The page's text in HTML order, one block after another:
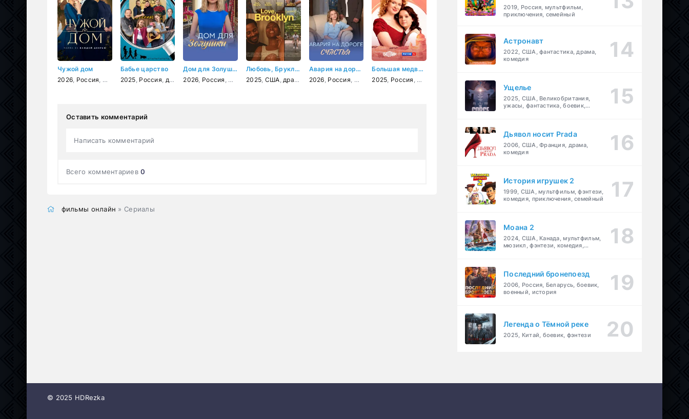
Чужой дом
2026 Россия мелодрама
Бабье царство
2025 Россия детектив ,мелодрама, комедия
Дом для Золушки
2026 Россия мелодрама
Любовь, Бруклин
2025 США драма мелодрама,комедия
Авария на дороге счастья
2026 Россия мелодрама
Большая медведица
2025 Россия мелодрама
Оставить комментарий
Написать комментарий
Всего комментариев0
фильмы онлайн » Сериалы
2019, Россия, мультфильм,
приключения, семейный
Астронавт
2022, США, фантастика, драма,
комедия
Ущелье
2025, США, Великобритания,
ужасы, фантастика, боевик,
Дьявол носит Prada
2006, США, Франция, драма,
комедия
История игрушек 2
1999, США, мультфильм, фэнтези,
комедия, приключения, семейный
Моана 2
2024, США, Канада, мультфильм,
мюзикл, фэнтези, комедия,
Последний бронепоезд
2006, Россия, Беларусь, боевик,
военный, история
Легенда о Тёмной реке
2025, Китай, боевик, фэнтези
© 2025 HDRezka